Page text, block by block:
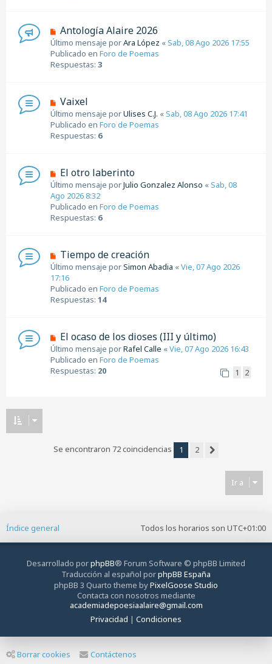
s
a
j
e
N
u
e
v
n
s
a
j
Antología Alaire 2026
Último mensaje porAra López «Sab, 08 Ago 2026 17:55
Publicado en Foro de Poemas
Respuestas: 3
N
u
e
v
n
s
a
j
e
Vaixel
Último mensaje porUlises C.J. «Sab, 08 Ago 2026 17:41
Publicado en Foro de Poemas
Respuestas: 6
N
u
e
v
o
a
j
e
El otro laberinto
Último mensaje porJulio Gonzalez Alonso «Sab, 08
Ago 2026 8:32
Publicado en Foro de Poemas
Respuestas: 6
N
u
e
v
o
s
a
j
e
Tiempo de creación
Último mensaje porSimon Abadia «Vie, 07 Ago 2026
17:16
Publicado en Foro de Poemas
Respuestas: 14
N
u
e
v
e
El ocaso de los dioses (III y último)
Último mensaje porRafel Calle «Vie, 07 Ago 2026 16:43
Publicado en Foro de Poemas
Respuestas: 20 1 2
Se encontraron 72 coincidencias 1
2
Ir a
Todos los horarios son UTC+01:00
Índice general
Desarrollado porphpBB® Forum Software © phpBB Limited
Traducción al español porphpBB España
phpBB 3 Quarto theme byPixelGoose Studio
Contacta con nosotros mediante
academiadepoesiaalaire@gmail.com
Privacidad | Condiciones
Borrar cookies Contáctenos